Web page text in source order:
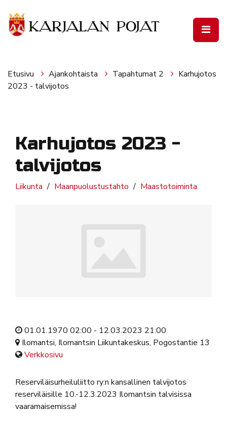
Etusivu Ajankohtaista Tapahtumat 2
Karhujotos
2023 - talvijotos
Karhujotos 2023 -
talvijotos
Liikunta Maanpuolustustahto Maastotoiminta
01.01.1970 02:00 - 12.03.2023 21:00
Ilomantsi, Ilomantsin Liikuntakeskus, Pogostantie 13
Verkkosivu
Reserviläisurheiluliitto ry:n kansallinen talvijotos
reserviläisille 10.-12.3.2023 Ilomantsin talvisissa
vaaramaisemissa!